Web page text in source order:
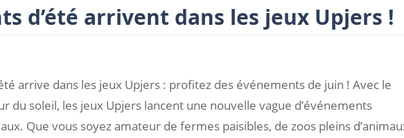
d’été arrivent dans les jeux Upjers !
arrive dans les jeux Upjers : profitez des événements de juin ! Avec le
du soleil, les jeux Upjers lancent une nouvelle vague d’événements
Que vous soyez amateur de fermes paisibles, de zoos pleins